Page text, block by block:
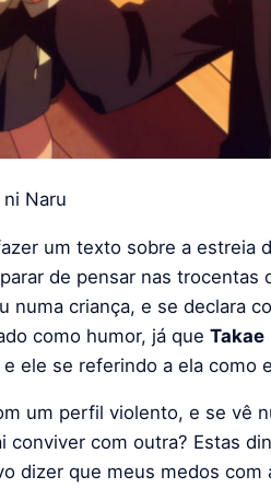
Naru
um texto sobre a estreia
de pensar nas trocentas
numa criança, e se declara
como humor, já que Takae
ele se referindo a ela como
um perfil violento, e se vê
conviver com outra? Estas
dizer que meus medos